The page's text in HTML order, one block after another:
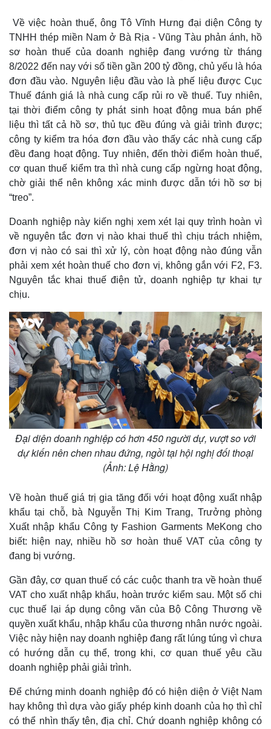
Thế giới
Quan sát
Cuộc sống đó đây
Hồ sơ
Multimedia
Video
Ảnh
E-Magazine
Infographic
Kinh tế
Bất động sản
Khởi nghiệp
Thị trường
Giá vàng
Tiêu dùng
Giá cà phê
Về việc hoàn thuế, ông Tô Vĩnh Hưng đại diện Công ty
TNHH thép miền Nam ở Bà Rịa - Vũng Tàu phản ánh, hồ
sơ hoàn thuế của doanh nghiệp đang vướng từ tháng
8/2022 đến nay với số tiền gần 200 tỷ đồng, chủ yếu là hóa
đơn đầu vào. Nguyên liệu đầu vào là phế liệu được Cục
Thuế đánh giá là nhà cung cấp rủi ro về thuế. Tuy nhiên,
tại thời điểm công ty phát sinh hoạt động mua bán phế
liệu thì tất cả hồ sơ, thủ tục đều đúng và giải trình được;
công ty kiểm tra hóa đơn đầu vào thấy các nhà cung cấp
đều đang hoạt động. Tuy nhiên, đến thời điểm hoàn thuế,
cơ quan thuế kiểm tra thì nhà cung cấp ngừng hoạt động,
chờ giải thể nên không xác minh được dẫn tới hồ sơ bị
“treo”.
Doanh nghiệp này kiến nghị xem xét lại quy trình hoàn vì
về nguyên tắc đơn vị nào khai thuế thì chịu trách nhiệm,
đơn vị nào có sai thì xử lý, còn hoạt động nào đúng vẫn
phải xem xét hoàn thuế cho đơn vị, không gắn với F2, F3.
Nguyên tắc khai thuế điện tử, doanh nghiệp tự khai tự
chịu.
Đại diện doanh nghiệp có hơn 450 người dự, vượt so với
dự kiến nên chen nhau đứng, ngồi tại hội nghị đối thoại
(Ảnh: Lệ Hằng)
Về hoàn thuế giá trị gia tăng đối với hoạt động xuất nhập
khẩu tại chỗ, bà Nguyễn Thị Kim Trang, Trưởng phòng
Xuất nhập khẩu Công ty Fashion Garments MeKong cho
biết: hiện nay, nhiều hồ sơ hoàn thuế VAT của công ty
đang bị vướng.
Gần đây, cơ quan thuế có các cuộc thanh tra về hoàn thuế
VAT cho xuất nhập khẩu, hoàn trước kiểm sau. Một số chi
cục thuế lại áp dụng công văn của Bộ Công Thương về
quyền xuất khẩu, nhập khẩu của thương nhân nước ngoài.
Việc này hiện nay doanh nghiệp đang rất lúng túng vì chưa
có hướng dẫn cụ thể, trong khi, cơ quan thuế yêu cầu
doanh nghiệp phải giải trình.
Để chứng minh doanh nghiệp đó có hiện diện ở Việt Nam
hay không thì dựa vào giấy phép kinh doanh của họ thì chỉ
có thể nhìn thấy tên, địa chỉ. Chứ doanh nghiệp không có